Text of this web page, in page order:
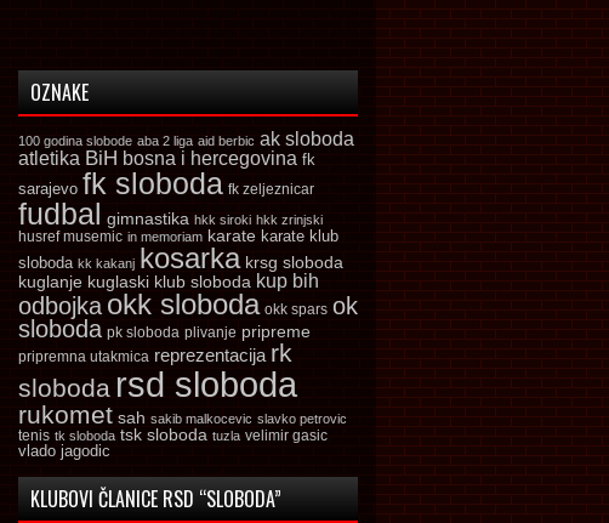
OZNAKE
100 godina slobode aba 2 liga aid berbic ak sloboda
atletika BiH bosna i hercegovina fk
sarajevo fk sloboda fk zeljeznicar
fudbal gimnastika hkk siroki hkk zrinjski
husref musemic in memoriam karate karate klub
sloboda kk kakanj kosarka krsg sloboda
kuglanje kuglaski klub sloboda kup bih
odbojka okk sloboda okk spars ok
sloboda pk sloboda plivanje pripreme
pripremna utakmica reprezentacija rk
sloboda rsd sloboda
rukomet sah sakib malkocevic slavko petrovic
tenis tk sloboda tsk sloboda tuzla velimir gasic
vlado jagodic
KLUBOVI ČLANICE RSD “SLOBODA”